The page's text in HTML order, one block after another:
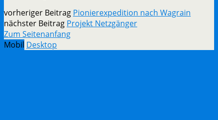
vorheriger Beitrag Pionierexpedition nach Wagrain
nächster Beitrag Projekt Netzgänger
Zum Seitenanfang
Mobil Desktop